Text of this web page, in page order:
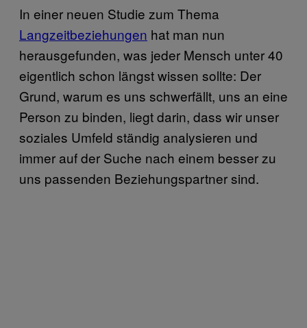
In einer neuen Studie zum Thema
Langzeitbeziehungen hat man nun
herausgefunden, was jeder Mensch unter 40
eigentlich schon längst wissen sollte: Der
Grund, warum es uns schwerfällt, uns an eine
Person zu binden, liegt darin, dass wir unser
soziales Umfeld ständig analysieren und
immer auf der Suche nach einem besser zu
uns passenden Beziehungspartner sind.